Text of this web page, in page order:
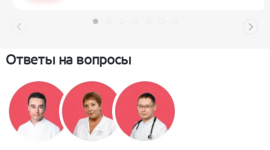
Ответы на вопросы